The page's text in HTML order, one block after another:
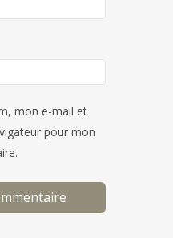
mon e-mail et
pour mon